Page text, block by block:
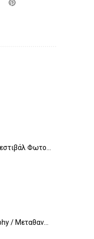
Φωτο...
/ Μεταθαν...